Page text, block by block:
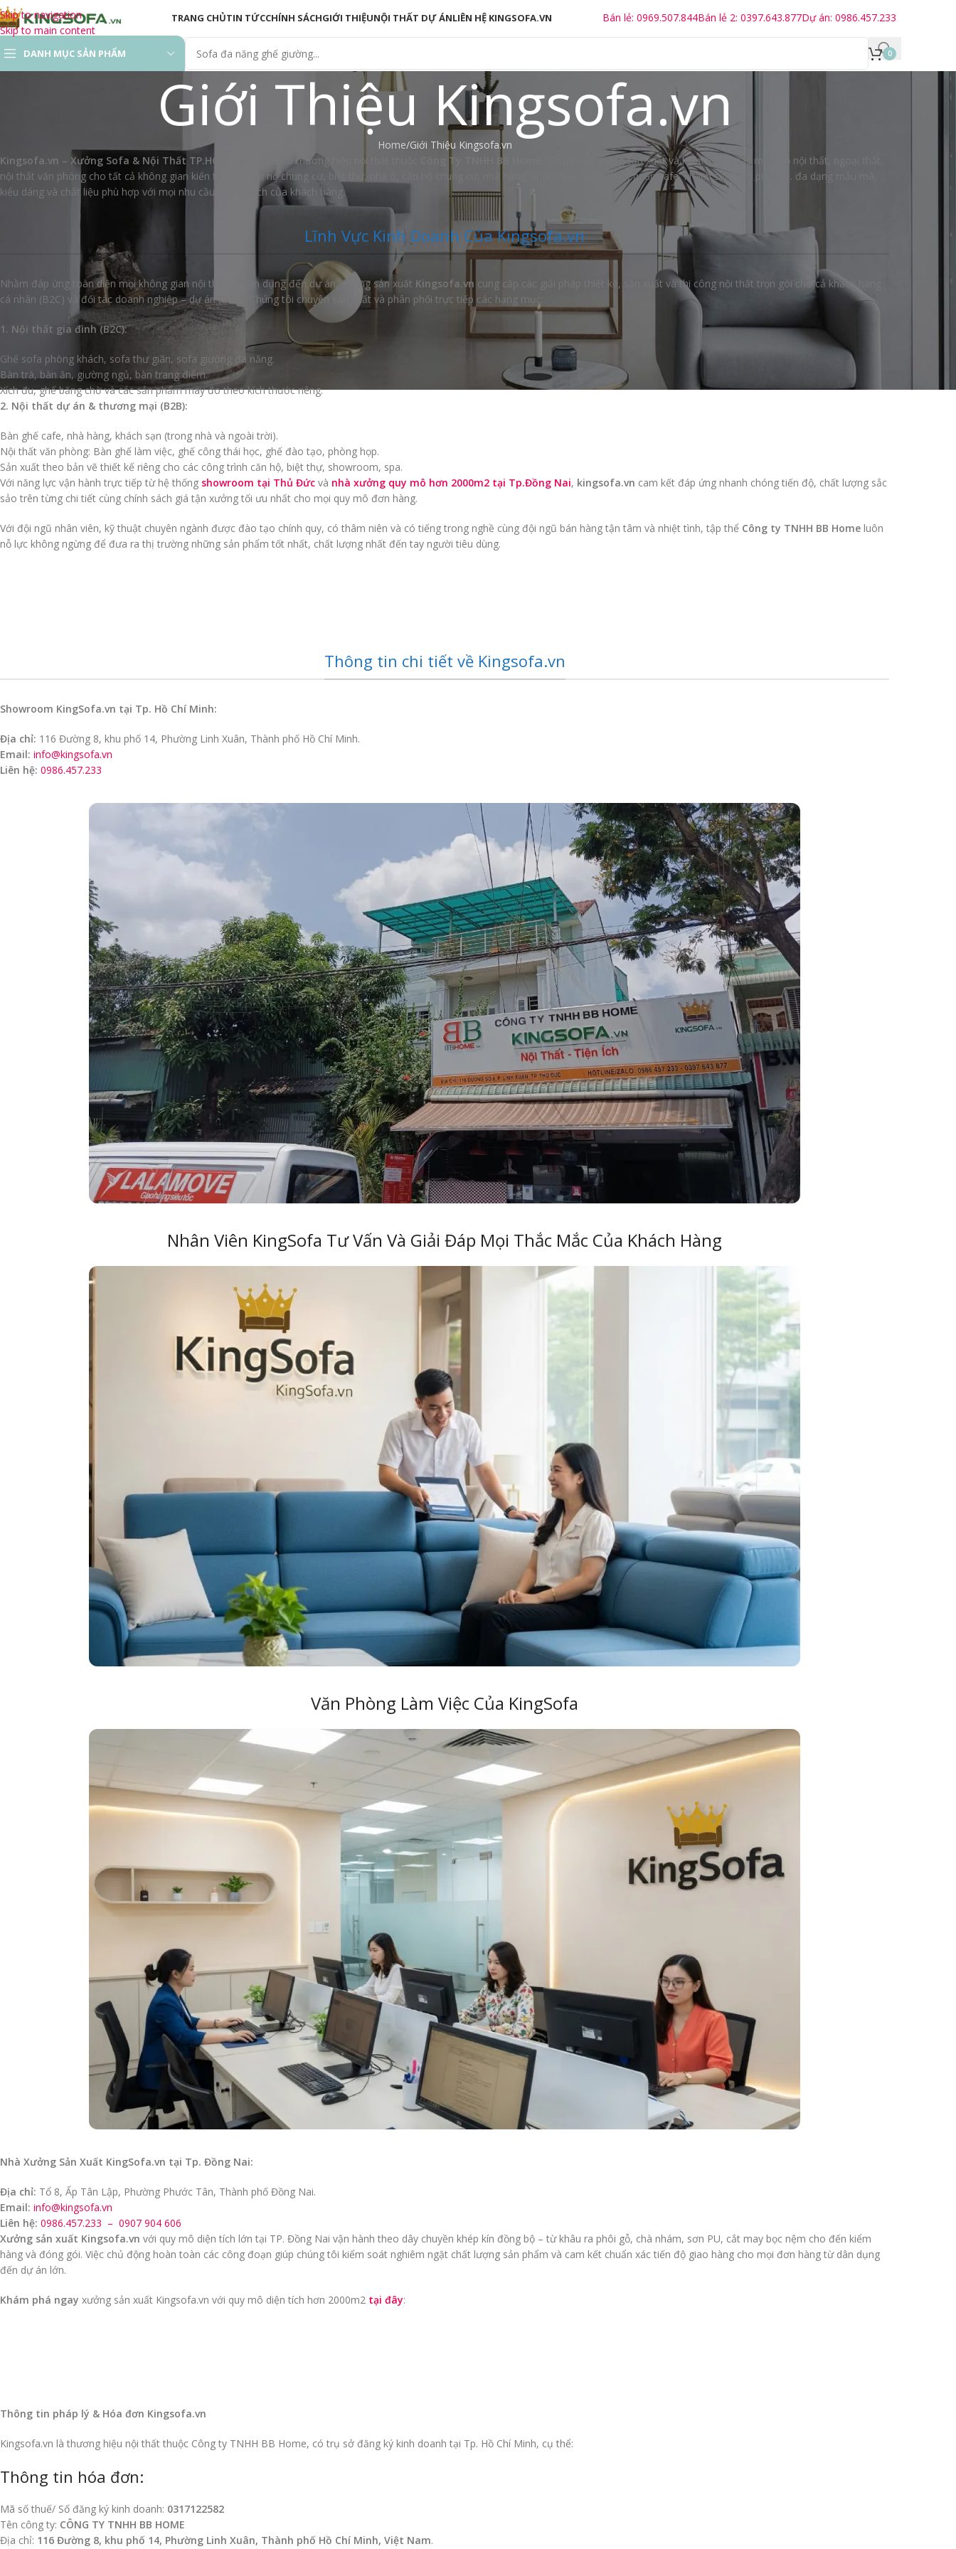
Skip to navigation
Skip to main content
TRANG CHỦTIN TỨCCHÍNH SÁCHGIỚI THIỆUNỘI THẤT DỰ ÁNLIÊN HỆ KINGSOFA.VN Bán lẻ: 0969.507.844Bán lẻ 2: 0397.643.877Dự án: 0986.457.233
DANH MỤC SẢN PHẨM
Sofa Thư Giãn
Ghế Sofa Chỉnh Điện
Sofa Giường ( Sofa
Sofa Văn Phòng
0
Giới Thiệu Kingsofa.vn
Home Giới Thiệu Kingsofa.vn
Kingsofa.vn – Xưởng Sofa & Nội Thất TP.HCM, Đồng Nai:
là thương hiệu nội thất thuộc Công Ty TNHH BB Home.
Chuyên về mảng sản xuất và kinh doanh các món đồ nội thất, ngoại thất,
nội thất văn phòng cho tất cả không gian kiến trúc tại căn hộ chung cư, biệt thự, nhà ở, căn hộ chung cư, nhà hàng, khách sạn, bệnh viện, quán cafe, khách sạn, văn phòng… đa dạng mẫu mã,
kiểu dáng và chất liệu phù hợp với mọi nhu cầu và sở thích của khách hàng.
Lĩnh Vực Kinh Doanh Của Kingsofa.vn
Nhằm đáp ứng toàn diện mọi không gian nội thất từ dân dụng đến dự án, xưởng sản xuất Kingsofa.vn cung cấp các giải pháp thiết kế, sản xuất và thi công nội thất trọn gói cho cả khách hàng
cá nhân (B2C) và đối tác doanh nghiệp – dự án (B2B). Chúng tôi chuyên sản xuất và phân phối trực tiếp các hạng mục:
1. Nội thất gia đình (B2C):
Ghế sofa phòng khách, sofa thư giãn, sofa giường đa năng.
Bàn trà, bàn ăn, giường ngủ, bàn trang điểm.
Xích đu, ghế băng chờ và các sản phẩm may đo theo kích thước riêng.
2. Nội thất dự án & thương mại (B2B):
Bàn ghế cafe, nhà hàng, khách sạn (trong nhà và ngoài trời).
Nội thất văn phòng: Bàn ghế làm việc, ghế công thái học, ghế đào tạo, phòng họp.
Sản xuất theo bản vẽ thiết kế riêng cho các công trình căn hộ, biệt thự, showroom, spa.
Với năng lực vận hành trực tiếp từ hệ thống showroom tại Thủ Đức và nhà xưởng quy mô hơn 2000m2 tại Tp.Đồng Nai, kingsofa.vn cam kết đáp ứng nhanh chóng tiến độ, chất lượng sắc
sảo trên từng chi tiết cùng chính sách giá tận xưởng tối ưu nhất cho mọi quy mô đơn hàng.
Với đội ngũ nhân viên, kỹ thuật chuyên ngành được đào tạo chính quy, có thâm niên và có tiếng trong nghề cùng đội ngũ bán hàng tận tâm và nhiệt tình, tập thể Công ty TNHH BB Home luôn
nỗ lực không ngừng để đưa ra thị trường những sản phẩm tốt nhất, chất lượng nhất đến tay người tiêu dùng.
Thông tin chi tiết về Kingsofa.vn
Showroom KingSofa.vn tại Tp. Hồ Chí Minh:
Địa chỉ: 116 Đường 8, khu phố 14, Phường Linh Xuân, Thành phố Hồ Chí Minh.
Email: info@kingsofa.vn
Liên hệ: 0986.457.233
Nhân Viên KingSofa Tư Vấn Và Giải Đáp Mọi Thắc Mắc Của Khách Hàng
Văn Phòng Làm Việc Của KingSofa
Nhà Xưởng Sản Xuất KingSofa.vn tại Tp. Đồng Nai:
Địa chỉ: Tổ 8, Ấp Tân Lập, Phường Phước Tân, Thành phố Đồng Nai.
Email: info@kingsofa.vn
Liên hệ: 0986.457.233 – 0907 904 606
Xưởng sản xuất Kingsofa.vn với quy mô diện tích lớn tại TP. Đồng Nai vận hành theo dây chuyền khép kín đồng bộ – từ khâu ra phôi gỗ, chà nhám, sơn PU, cắt may bọc nệm cho đến kiểm
hàng và đóng gói. Việc chủ động hoàn toàn các công đoạn giúp chúng tôi kiểm soát nghiêm ngặt chất lượng sản phẩm và cam kết chuẩn xác tiến độ giao hàng cho mọi đơn hàng từ dân dụng
đến dự án lớn.
Khám phá ngay xưởng sản xuất Kingsofa.vn với quy mô diện tích hơn 2000m2 tại đây:
Thông tin pháp lý & Hóa đơn Kingsofa.vn
Kingsofa.vn là thương hiệu nội thất thuộc Công ty TNHH BB Home, có trụ sở đăng ký kinh doanh tại Tp. Hồ Chí Minh, cụ thể:
Thông tin hóa đơn:
Mã số thuế/ Số đăng ký kinh doanh: 0317122582
Tên công ty: CÔNG TY TNHH BB HOME
Địa chỉ: 116 Đường 8, khu phố 14, Phường Linh Xuân, Thành phố Hồ Chí Minh, Việt Nam.